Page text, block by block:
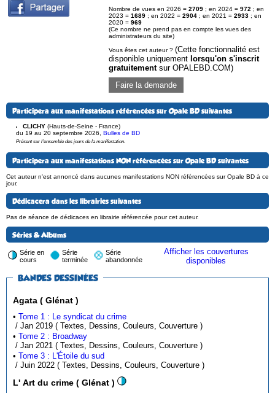
Nombre de vues en 2026 = 2709 ; en 2024 = 972 ; en
2023 = 1689 ; en 2022 = 2904 ; en 2021 = 2933 ; en
2020 = 969
(Ce nombre ne prend pas en compte les vues des
administrateurs du site)
Vous êtes cet auteur ? (Cette fonctionnalité est
disponible uniquement lorsqu'on s'inscrit
gratuitementsur OPALEBD.COM)
Faire la demande
Participera aux manifestations référencées sur Opale BD suivantes
CLICHY (Hauts-de-Seine - France)
du 19 au 20 septembre 2026
Bulles de BD
Présent sur l'ensemble des jours de la manifestation.
Participera aux manifestations NON référencées sur Opale BD suivantes
Cet auteur n'est annoncé dans aucunes manifestations NON référencées sur Opale BD à ce
jour.
Dédicacera dans les librairies suivantes
Pas de séance de dédicaces en librairie référencée pour cet auteur.
Séries & Albums
Série en
cours
Série
terminée
Série
abandonnée
Afficher les couvertures
disponibles
BANDES DESSINÉES
Agata ( Glénat )
•Tome 1 : Le syndicat du crime
/ Jan 2019 ( Textes, Dessins, Couleurs, Couverture )
•Tome 2 : Broadway
/ Jan 2021 ( Textes, Dessins, Couleurs, Couverture )
•Tome 3 : L'Étoile du sud
/ Juin 2022 ( Textes, Dessins, Couleurs, Couverture )
L' Art du crime ( Glénat )